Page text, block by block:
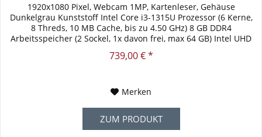
1920x1080 Pixel, Webcam 1MP, Kartenleser, Gehäuse
Dunkelgrau Kunststoff Intel Core i3-1315U Prozessor (6 Kerne,
8 Threds, 10 MB Cache, bis zu 4.50 GHz) 8 GB DDR4
Arbeitsspeicher (2 Sockel, 1x davon frei, max 64 GB) Intel UHD
739,00 € *
Merken
ZUM PRODUKT